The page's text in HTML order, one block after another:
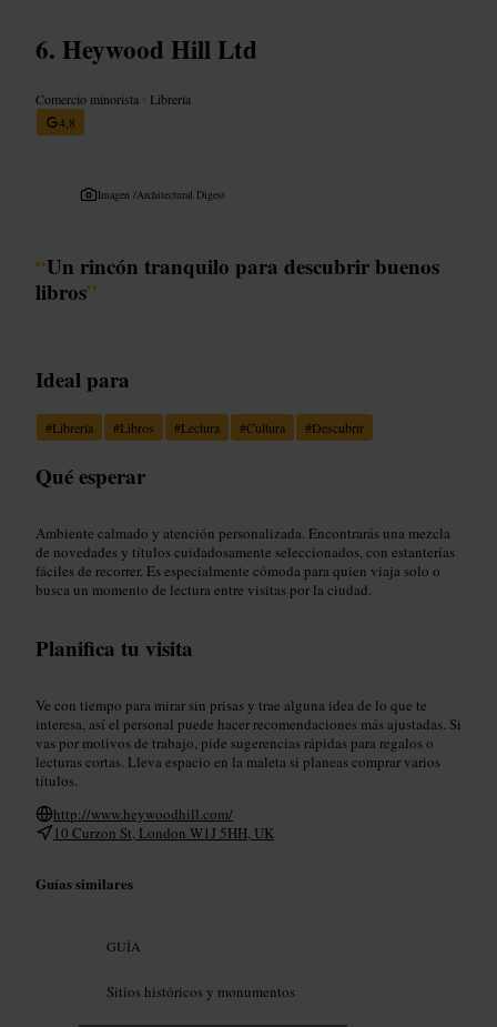
Heywood Hill Ltd
Comercio minorista • Librería
4,8
Imagen /Architectural Digest
“Un rincón tranquilo para descubrir buenos
libros”
Ideal para
#Librería #Libros #Lectura #Cultura #Descubrir
Qué esperar
Ambiente calmado y atención personalizada. Encontrarás una mezcla
de novedades y títulos cuidadosamente seleccionados, con estanterías
fáciles de recorrer. Es especialmente cómoda para quien viaja solo o
busca un momento de lectura entre visitas por la ciudad.
Planifica tu visita
Ve con tiempo para mirar sin prisas y trae alguna idea de lo que te
interesa, así el personal puede hacer recomendaciones más ajustadas. Si
vas por motivos de trabajo, pide sugerencias rápidas para regalos o
lecturas cortas. Lleva espacio en la maleta si planeas comprar varios
títulos.
http://www.heywoodhill.com/
10 Curzon St, London W1J 5HH, UK
Guías similares
GUÍA
Sitios históricos y monumentos